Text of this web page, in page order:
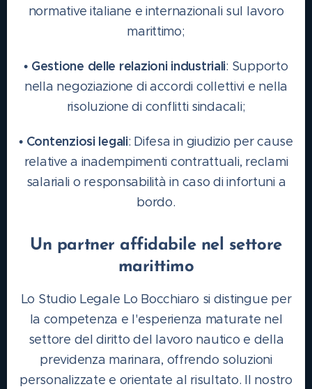
normative italiane e internazionali sul lavoro
marittimo;
• Gestione delle relazioni industriali: Supporto
nella negoziazione di accordi collettivi e nella
risoluzione di conflitti sindacali;
• Contenziosi legali: Difesa in giudizio per cause
relative a inadempimenti contrattuali, reclami
salariali o responsabilità in caso di infortuni a
bordo.
Un partner affidabile nel settore
marittimo
Lo Studio Legale Lo Bocchiaro si distingue per
la competenza e l'esperienza maturate nel
settore del diritto del lavoro nautico e della
previdenza marinara, offrendo soluzioni
personalizzate e orientate al risultato. Il nostro